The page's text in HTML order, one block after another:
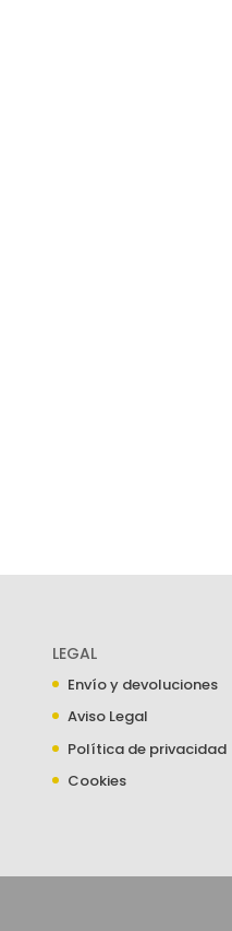
LEGAL
Envío y devoluciones
Aviso Legal
Política de privacidad
Cookies